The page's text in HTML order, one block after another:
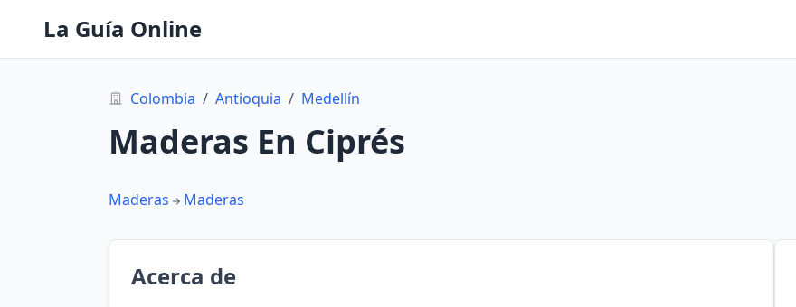
La Guía Online
Colombia / Antioquia / Medellín
Maderas En Ciprés
Maderas Maderas
Acerca de